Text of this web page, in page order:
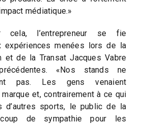
médiatique.»
cela, l’entrepreneur se fie
expériences menées lors de la
et de la Transat Jacques Vabre
«Nos stands ne
pas. Les gens venaient
et, contrairement à ce qui
d’autres sports, le public de la
de sympathie pour les